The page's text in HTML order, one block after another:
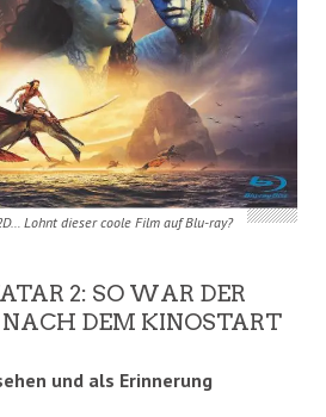
Lohnt dieser coole Film auf Blu-ray?
2: SO WAR DER
NACH DEM KINOSTART
und als Erinnerung